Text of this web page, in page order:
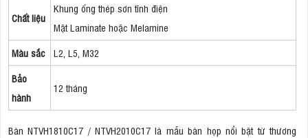
Chất liệu
Khung ống thép sơn tĩnh điện
Mặt Laminate hoặc Melamine
Màu sắc
L2, L5, M32
Bảo
hành
12 tháng
Bàn NTVH1810C17 / NTVH2010C17 là mẫu bàn họp nổi bật từ thương